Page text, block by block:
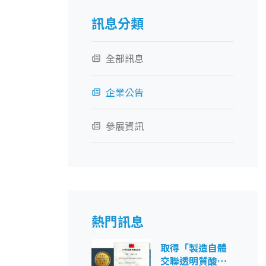
訊息分類
全部訊息
企業公告
參展資訊
熱門訊息
取得「製造自體
交聯透明質酸凝